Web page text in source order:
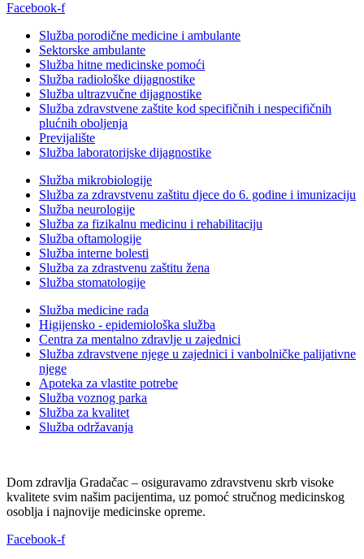
Facebook-f
Služba porodične medicine i ambulante
Sektorske ambulante
Služba hitne medicinske pomoći
Služba radiološke dijagnostike
Služba ultrazvučne dijagnostike
Služba zdravstvene zaštite kod specifičnih i nespecifičnih
plućnih oboljenja
Previjalište
Služba laboratorijske dijagnostike
Služba mikrobiologije
Služba za zdravstvenu zaštitu djece do 6. godine i imunizaciju
Služba neurologije
Služba za fizikalnu medicinu i rehabilitaciju
Služba oftamologije
Služba interne bolesti
Služba za zdrastvenu zaštitu žena
Služba stomatologije
Služba medicine rada
Higijensko - epidemiološka služba
Centra za mentalno zdravlje u zajednici
Služba zdravstvene njege u zajednici i vanbolničke palijativne
njege
Apoteka za vlastite potrebe
Služba voznog parka
Služba za kvalitet
Služba održavanja
Dom zdravlja Gradačac – osiguravamo zdravstvenu skrb visoke
kvalitete svim našim pacijentima, uz pomoć stručnog medicinskog
osoblja i najnovije medicinske opreme.
Facebook-f